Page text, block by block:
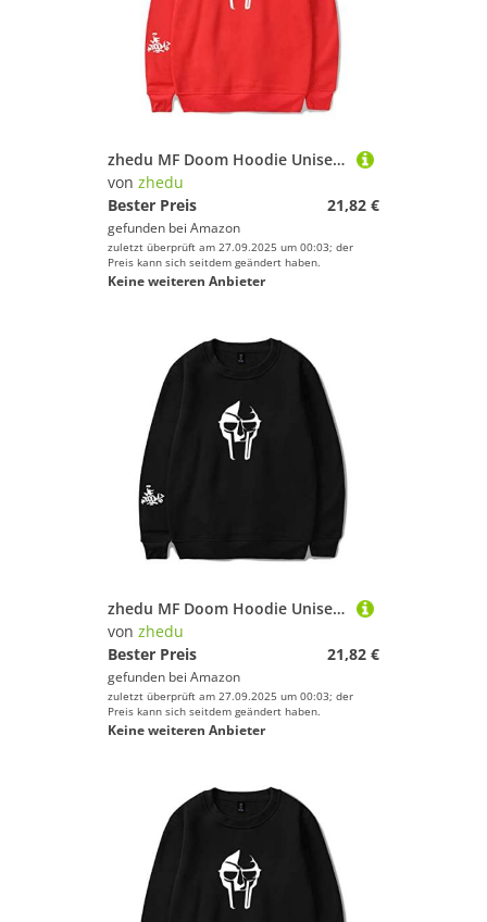
zhedu MF Doom Hoodie Unisex Trainingsanzug Damen/Herren Oberbekleidung Harajuku Streetwear Rapper Mode Kleidung Übergröße (4XL,Color 5)
von zhedu
Bester Preis
21,82 €
gefunden bei Amazon
zuletzt überprüft am 27.09.2025 um 00:03; der
Preis kann sich seitdem geändert haben.
Keine weiteren Anbieter
zhedu MF Doom Hoodie Unisex Trainingsanzug Damen/Herren Oberbekleidung Harajuku Streetwear Rapper Mode Kleidung Übergröße (4XL,Color 1)
von zhedu
Bester Preis
21,82 €
gefunden bei Amazon
zuletzt überprüft am 27.09.2025 um 00:03; der
Preis kann sich seitdem geändert haben.
Keine weiteren Anbieter